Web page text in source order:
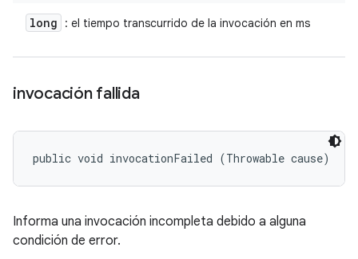
long : el tiempo transcurrido de la invocación en ms
invocación fallida
public void invocationFailed (Throwable cause)
Informa una invocación incompleta debido a alguna
condición de error.